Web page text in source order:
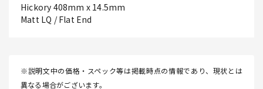
Hickory 408mm x 14.5mm
Matt LQ / Flat End
※説明文中の価格・スペック等は掲載時点の情報であり、現状とは
異なる場合がございます。